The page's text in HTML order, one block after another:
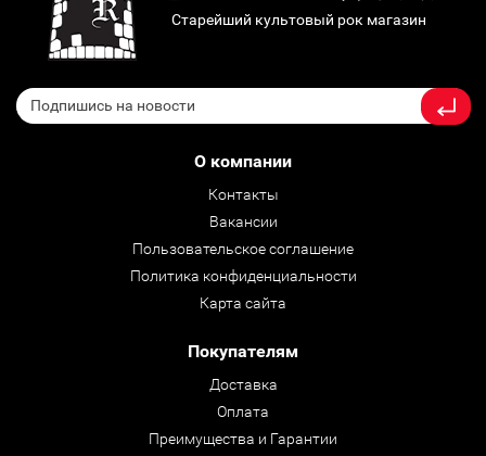
Старейший культовый рок магазин
О компании
Контакты
Вакансии
Пользовательское соглашение
Политика конфиденциальности
Карта сайта
Покупателям
Доставка
Оплата
Преимущества и Гарантии